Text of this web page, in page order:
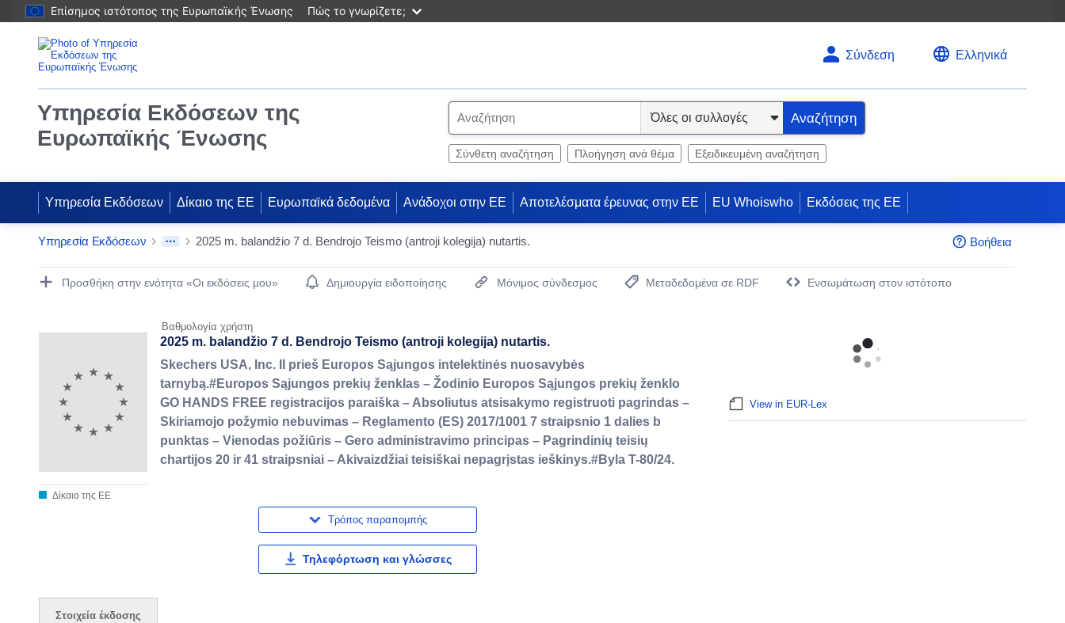
Επίσημος ιστότοπος της Ευρωπαϊκής Ένωσης Πώς το γνωρίζετε;
Σύνδεση Ελληνικά
Υπηρεσία Εκδόσεων της
Ευρωπαϊκής Ένωσης
e
Αναζήτηση
Σύνθετη αναζήτηση Πλοήγηση ανά θέμα Εξειδικευμένη αναζήτηση
Υπηρεσία Εκδόσεων Δίκαιο της ΕΕ Ευρωπαϊκά δεδομένα Ανάδοχοι στην ΕΕ Αποτελέσματα έρευνας στην ΕΕ EU Whoiswho Εκδόσεις της ΕΕ
Υπηρεσία Εκδόσεων 2025 m. balandžio 7 d. Bendrojo Teismo (antroji kolegija) nutartis. Βοήθεια
Publication Detail Actions Portlet
Προσθήκη στην ενότητα «Οι εκδόσεις μου» Δημιουργία ειδοποίησης Μόνιμος σύνδεσμος
Μεταδεδομένα σε RDF
Eνσωμάτωση στον ιστότοπο
Βαθμολογία χρήστη
Δίκαιο της ΕΕ
2025 m. balandžio 7 d. Bendrojo Teismo (antroji kolegija) nutartis.
Skechers USA, Inc. II prieš Europos Sąjungos intelektinės nuosavybės
tarnybą.#Europos Sąjungos prekių ženklas – Žodinio Europos Sąjungos prekių ženklo
GO HANDS FREE registracijos paraiška – Absoliutus atsisakymo registruoti pagrindas –
Skiriamojo požymio nebuvimas – Reglamento (ES) 2017/1001 7 straipsnio 1 dalies b
punktas – Vienodas požiūris – Gero administravimo principas – Pagrindinių teisių
chartijos 20 ir 41 straipsniai – Akivaizdžiai teisiškai nepagrįstas ieškinys.#Byla T-80/24.
Τρόπος παραπομπής
Τηλεφόρτωση και γλώσσες
Στοιχεία έκδοσης
View in EUR-Lex